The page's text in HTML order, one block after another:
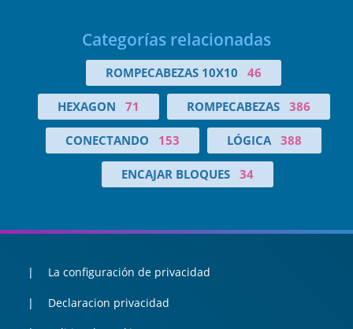
Categorías relacionadas
ROMPECABEZAS 10X10 46
HEXAGON 71 ROMPECABEZAS 386
CONECTANDO 153 LÓGICA 388
ENCAJAR BLOQUES 34
La configuración de privacidad
Declaracion privacidad